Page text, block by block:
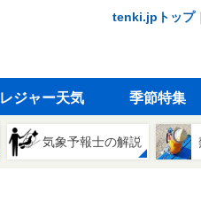
tenki.jpトップ｜
レジャー天気 季節特集
気象予報士の解説